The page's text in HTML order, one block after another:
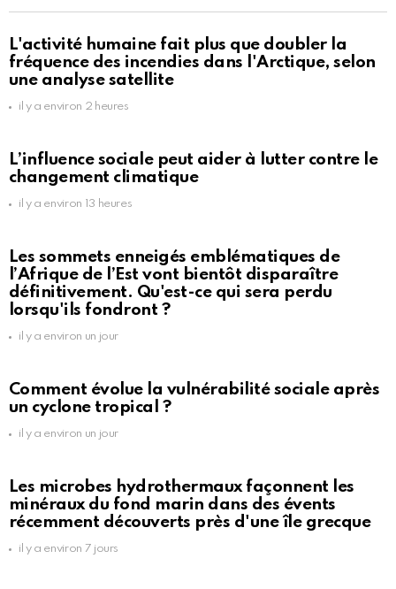
L'activité humaine fait plus que doubler la
fréquence des incendies dans l'Arctique, selon
une analyse satellite
il y a environ 2 heures
L’influence sociale peut aider à lutter contre le
changement climatique
il y a environ 13 heures
Les sommets enneigés emblématiques de
l’Afrique de l’Est vont bientôt disparaître
définitivement. Qu'est-ce qui sera perdu
lorsqu'ils fondront ?
il y a environ un jour
Comment évolue la vulnérabilité sociale après
un cyclone tropical ?
il y a environ un jour
Les microbes hydrothermaux façonnent les
minéraux du fond marin dans des évents
récemment découverts près d'une île grecque
il y a environ 7 jours